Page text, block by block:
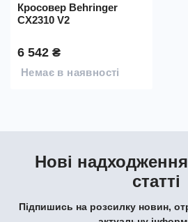
Кросовер Behringer
CX2310 V2
6 542 ₴
Немає в наявності
Нові
статті
Підпишись на розсилку новин,